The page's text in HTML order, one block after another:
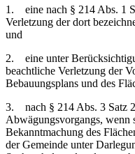
1. eine nach § 214 Abs. 1
Verletzung der dort
und
2. eine unter
beachtliche Verletzung der
Bebauungsplans und des
3. nach § 214 Abs. 3 Satz
Abwägungsvorgangs, wenn
Bekanntmachung des
der Gemeinde unter